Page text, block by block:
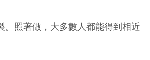
。照著做，大多數人都能得到相近